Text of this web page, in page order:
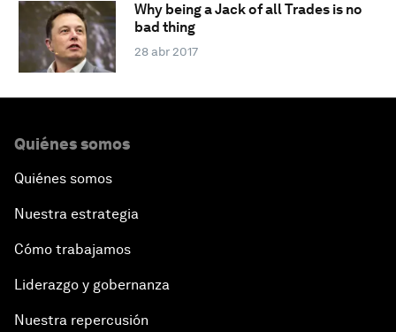
Why being a Jack of all Trades is no
bad thing
28 abr 2017
Quiénes somos
Quiénes somos
Nuestra estrategia
Cómo trabajamos
Liderazgo y gobernanza
Nuestra repercusión